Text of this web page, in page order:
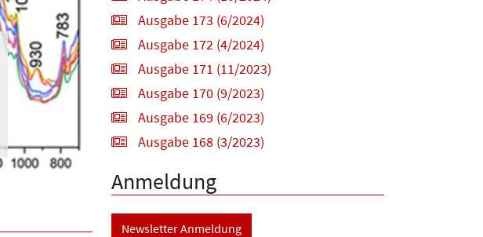
Ausgabe 173 (6/2024)
Ausgabe 172 (4/2024)
Ausgabe 171 (11/2023)
Ausgabe 170 (9/2023)
Ausgabe 169 (6/2023)
Ausgabe 168 (3/2023)
Anmeldung
Newsletter Anmeldung